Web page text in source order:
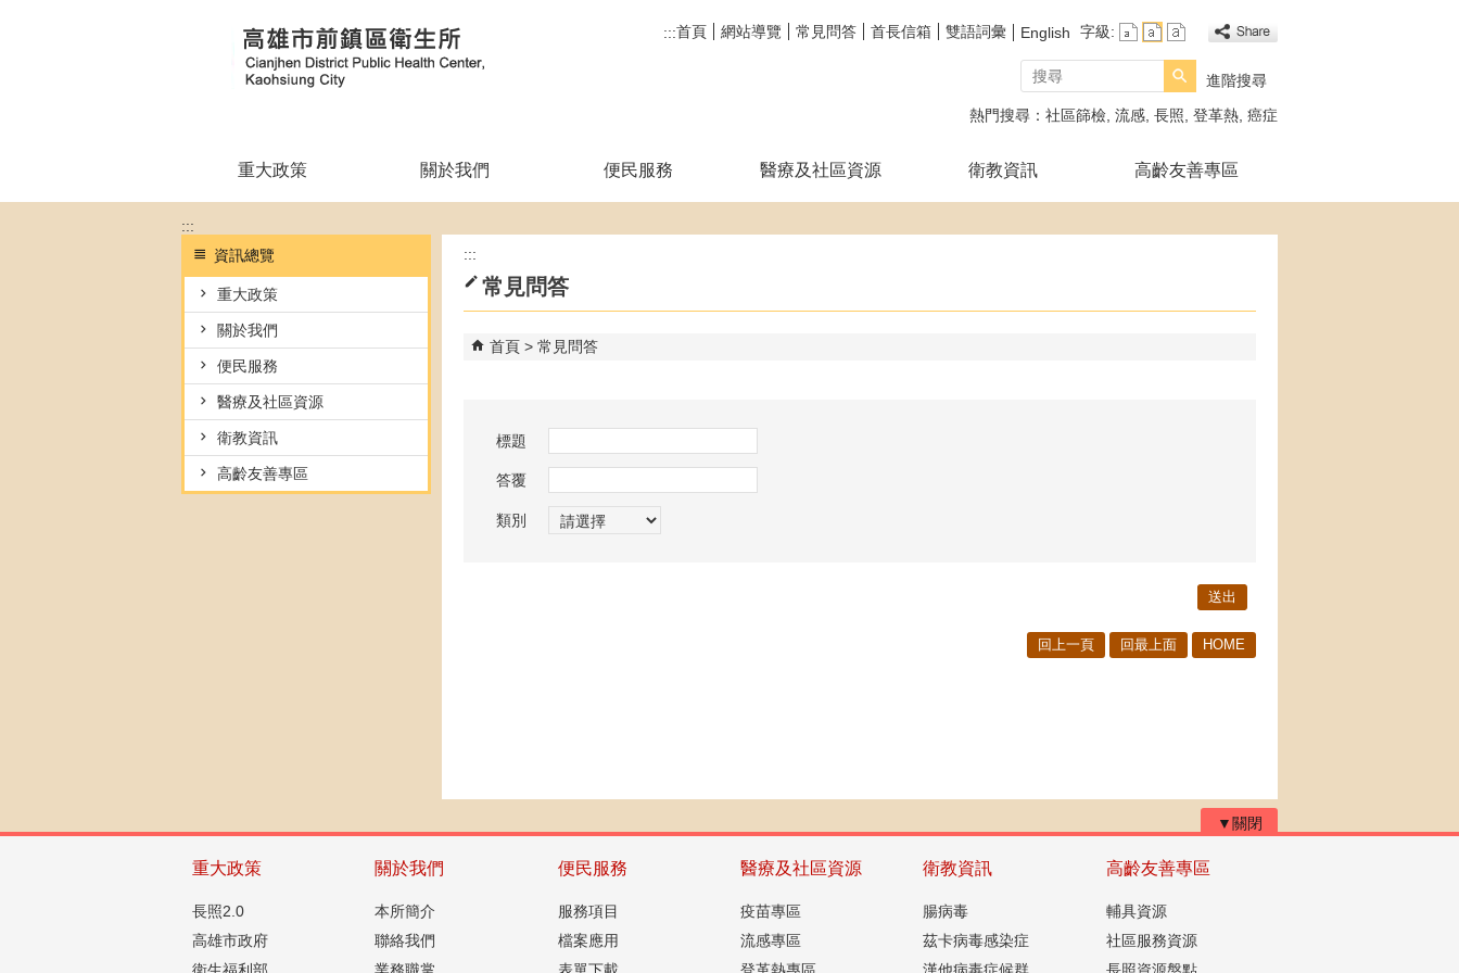
:::首頁 網站導覽 常見問答 首長信箱 雙語詞彙 English 字級:
搜尋
進階搜尋
熱門搜尋： 社區篩檢 流感 長照 登革熱 癌症
重大政策 關於我們 便民服務 醫療及社區資源 衛教資訊 高齡友善專區
:::
資訊總覽
重大政策
關於我們
便民服務
醫療及社區資源
衛教資訊
高齡友善專區
:::
常見問答
首頁 常見問答
標題
答覆
類別
回上一頁 回最上面 HOME
▼關閉
重大政策
長照2.0
高雄市政府
關於我們
本所簡介
聯絡我們
便民服務
服務項目
檔案應用
醫療及社區資源
疫苗專區
流感專區
衛教資訊
腸病毒
茲卡病毒感染症
高齡友善專區
輔具資源
社區服務資源